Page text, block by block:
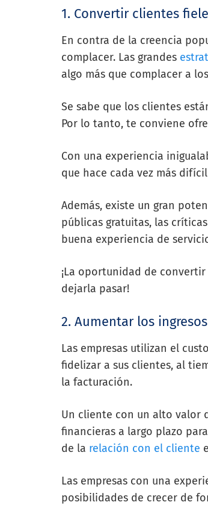
1. Convertir clientes
En contra de la creencia
complacer. Las grandes
algo más que complacer a
Se sabe que los clientes
Por lo tanto, te conviene
Con una experiencia
que hace cada vez más
Además, existe un gran
públicas gratuitas, las
buena experiencia de
¡La oportunidad de
dejarla pasar!
2. Aumentar los
Las empresas utilizan el
fidelizar a sus clientes, al
la facturación.
Un cliente con un alto valor
financieras a largo plazo
de la relación con el cliente
Las empresas con una
posibilidades de crecer de